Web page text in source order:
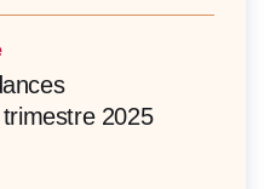
2025